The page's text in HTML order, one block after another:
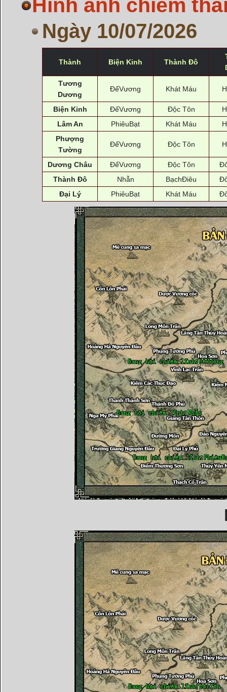
Hình ảnh chiếm
Ngày 10/07/2026
Thành Biện Kinh Thành Đô
Tương
Dương
ĐếVương Khát Máu
Biện Kinh ĐếVương Độc Tôn
Lâm An
PhiêuBạt Khát Máu
Phượng
Tường
ĐếVương Độc Tôn
Dương Châu ĐếVương Độc Tôn
Thành Đô
Nhẫn BạchĐiêu
Đại Lý
PhiêuBạt Khát Máu